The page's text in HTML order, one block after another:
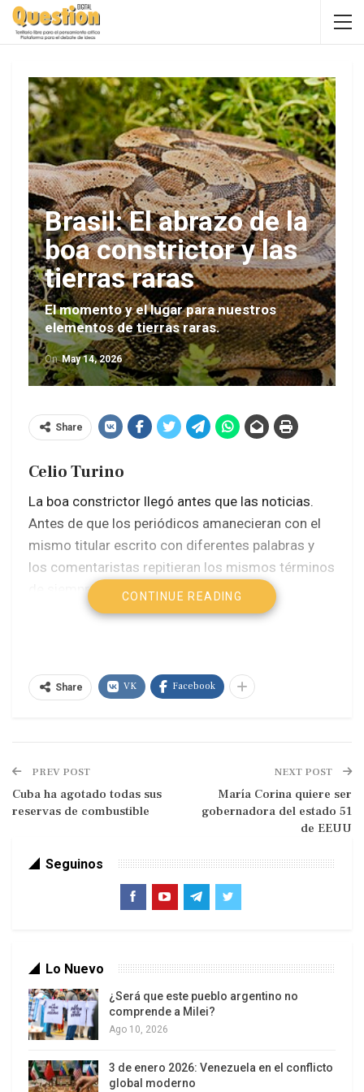
Brasil: El abrazo de la
boa constrictor y las
tierras raras
El momento y el lugar para nuestros
elementos de tierras raras.
OnMay 14, 2026
Share
Celio Turino
La boa constrictor llegó antes que las noticias.
Antes de que los periódicos amanecieran con el
mismo titular escrito con diferentes palabras y
los comentaristas repitieran los mismos términos
de siempre:
«responsabilidad fiscal
«seguridad jurídica» ,«gobernabilidad»
cables submarinos, a través de fibras invisibles
enterradas bajo los océanos, a través de satélites
habitantes.
Las grandes serpientes del mundo ya no
atraviesan bosques, habitan ecosistemas; y esta
tiempos en que el oro descendía de las montañas
a lomos de mulas, solo para regresar
transformado en deuda. Fue aquí donde el azúcar
Conoció el caucho amazónico, financiando
mansiones en ciudades lejanas y abandonando a
CONTINUE READING
Share VK Facebook
PREV POST
Cuba ha agotado todas sus
reservas de combustible
NEXT POST
María Corina quiere ser
gobernadora del estado 51
de EEUU
Seguinos
Lo Nuevo
¿Será que este pueblo argentino no
comprende a Milei?
Ago 10, 2026
3 de enero 2026: Venezuela en el conflicto
global moderno